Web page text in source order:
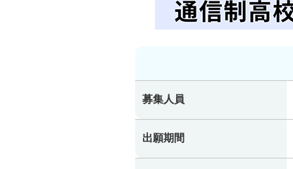
募集人員
出願期間